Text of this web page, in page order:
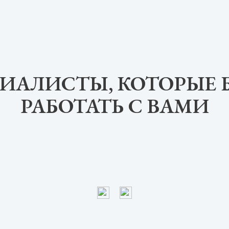
КОТОРЫЕ
РАБОТАТЬ С ВАМИ